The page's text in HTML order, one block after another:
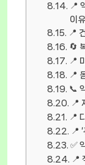
📍
이
📍
🔄
📍
📍
📞
📍
📍
📍
✅
📍